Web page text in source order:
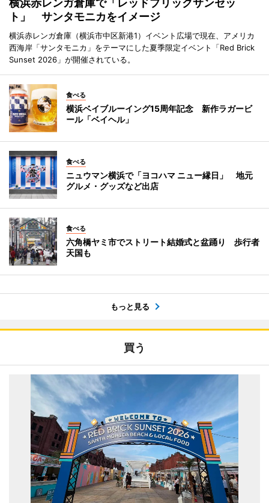
横浜赤レンガ倉庫で「レッドブリックサンセッ
ト」 サンタモニカをイメージ
横浜赤レンガ倉庫（横浜市中区新港1）イベント広場で現在、アメリカ
西海岸「サンタモニカ」をテーマにした夏季限定イベント「Red Brick
Sunset 2026」が開催されている。
食べる
横浜ベイブルーイング15周年記念 新作ラガービ
ール「ベイヘル」
食べる
ニュウマン横浜で「ヨコハマ ニュー縁日」 地元
グルメ・グッズなど出店
食べる
六角橋ヤミ市でストリート結婚式と盆踊り 歩行者
天国も
もっと見る
買う